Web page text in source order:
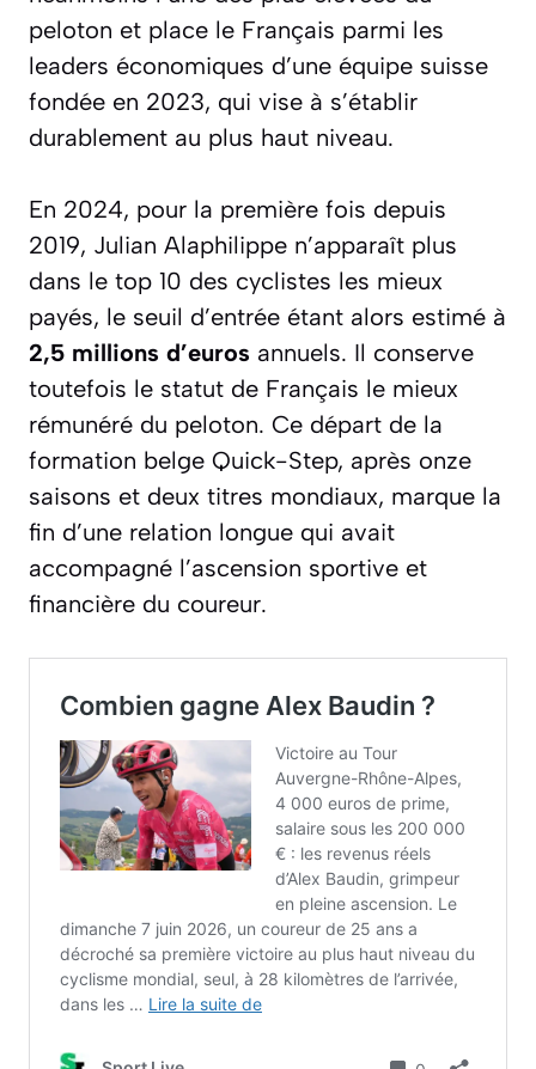
peloton et place le Français parmi les
leaders économiques d’une équipe suisse
fondée en 2023, qui vise à s’établir
durablement au plus haut niveau.
En 2024, pour la première fois depuis
2019, Julian Alaphilippe n’apparaît plus
dans le top 10 des cyclistes les mieux
payés, le seuil d’entrée étant alors estimé à
2,5 millions d’euros annuels. Il conserve
toutefois le statut de Français le mieux
rémunéré du peloton. Ce départ de la
formation belge Quick-Step, après onze
saisons et deux titres mondiaux, marque la
fin d’une relation longue qui avait
accompagné l’ascension sportive et
financière du coureur.